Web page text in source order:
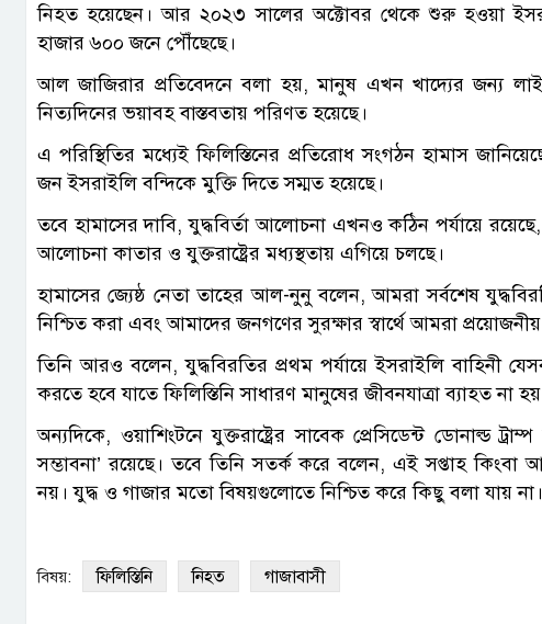
নিহত হয়েছেন। আর ২০২৩ সালের অক্টোবর থেকে শুরু হওয়া
হাজার ৬০০ জনে পৌঁছেছে।
আল জাজিরার প্রতিবেদনে বলা হয়, মানুষ এখন খাদ্যের জন্য
নিত্যদিনের ভয়াবহ বাস্তবতায় পরিণত হয়েছে।
এ পরিস্থিতির মধ্যেই ফিলিস্তিনের প্রতিরোধ সংগঠন হামাস
জন ইসরাইলি বন্দিকে মুক্তি দিতে সম্মত হয়েছে।
তবে হামাসের দাবি, যুদ্ধবির্তা আলোচনা এখনও কঠিন পর্যায়ে
আলোচনা কাতার ও যুক্তরাষ্ট্রের মধ্যস্থতায় এগিয়ে চলছে।
হামাসের জ্যেষ্ঠ নেতা তাহের আল-নুনু বলেন, আমরা সর্বশেষ
নিশ্চিত করা এবং আমাদের জনগণের সুরক্ষার স্বার্থে আমরা
তিনি আরও বলেন, যুদ্ধবিরতির প্রথম পর্যায়ে ইসরাইলি বাহিনী
করতে হবে যাতে ফিলিস্তিনি সাধারণ মানুষের জীবনযাত্রা ব্যাহত
অন্যদিকে, ওয়াশিংটনে যুক্তরাষ্ট্রের সাবেক প্রেসিডেন্ট ডোনাল্ড
সম্ভাবনা’ রয়েছে। তবে তিনি সতর্ক করে বলেন, এই সপ্তাহ কিংবা
নয়। যুদ্ধ ও গাজার মতো বিষয়গুলোতে নিশ্চিত করে কিছু বলা যায় না।
বিষয়: ফিলিস্তিনি নিহত গাজাবাসী